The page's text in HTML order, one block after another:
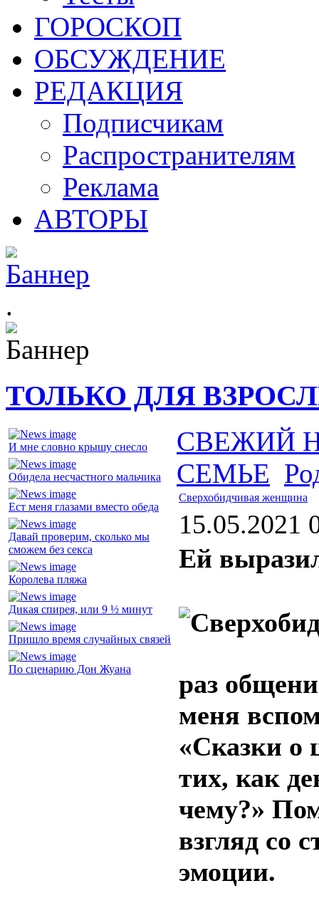
ГОРОСКОП
ОБСУЖДЕНИЕ
РЕДАКЦИЯ
Подписчикам
Распространителям
Реклама
АВТОРЫ
.
ТОЛЬКО ДЛЯ
И мне словно крышу снесло
Обидела несчастного мальчика
Ест меня глазами вместо обеда
Давай проверим, сколько мы
сможем без секса
Королева пляжа
Дикая спирея, или 9 ½ минут
Пришло время случайных связей
По сценарию Дон Жуана
СВЕЖИЙ
СЕМЬЕ
Сверхобидчивая женщина
15.05.2021
Ей
раз
меня
«Сказки о
тих, как
чему?»
взгляд со
эмоции.